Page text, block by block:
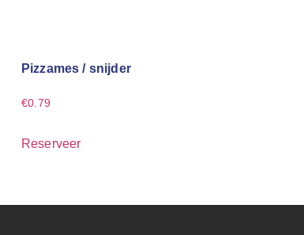
Pizzames / snijder
€0.79
Reserveer